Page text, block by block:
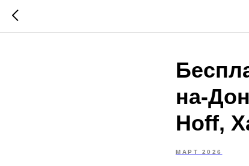
на-
Hoff,
МАРТ 2026